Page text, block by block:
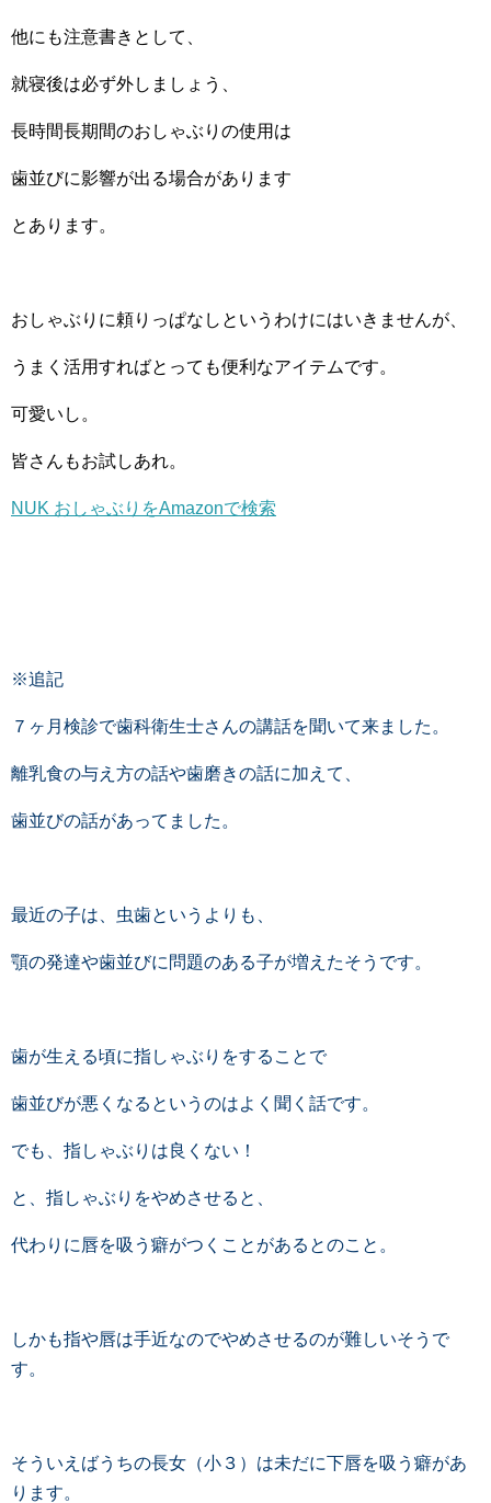
他にも注意書きとして、
就寝後は必ず外しましょう、
長時間長期間のおしゃぶりの使用は
歯並びに影響が出る場合があります
とあります。
おしゃぶりに頼りっぱなしというわけにはいきませんが、
うまく活用すればとっても便利なアイテムです。
可愛いし。
皆さんもお試しあれ。
NUK おしゃぶりをAmazonで検索
※追記
７ヶ月検診で歯科衛生士さんの講話を聞いて来ました。
離乳食の与え方の話や歯磨きの話に加えて、
歯並びの話があってました。
最近の子は、虫歯というよりも、
顎の発達や歯並びに問題のある子が増えたそうです。
歯が生える頃に指しゃぶりをすることで
歯並びが悪くなるというのはよく聞く話です。
でも、指しゃぶりは良くない！
と、指しゃぶりをやめさせると、
代わりに唇を吸う癖がつくことがあるとのこと。
しかも指や唇は手近なのでやめさせるのが難しいそうで
す。
そういえばうちの長女（小３）は未だに下唇を吸う癖があ
ります。